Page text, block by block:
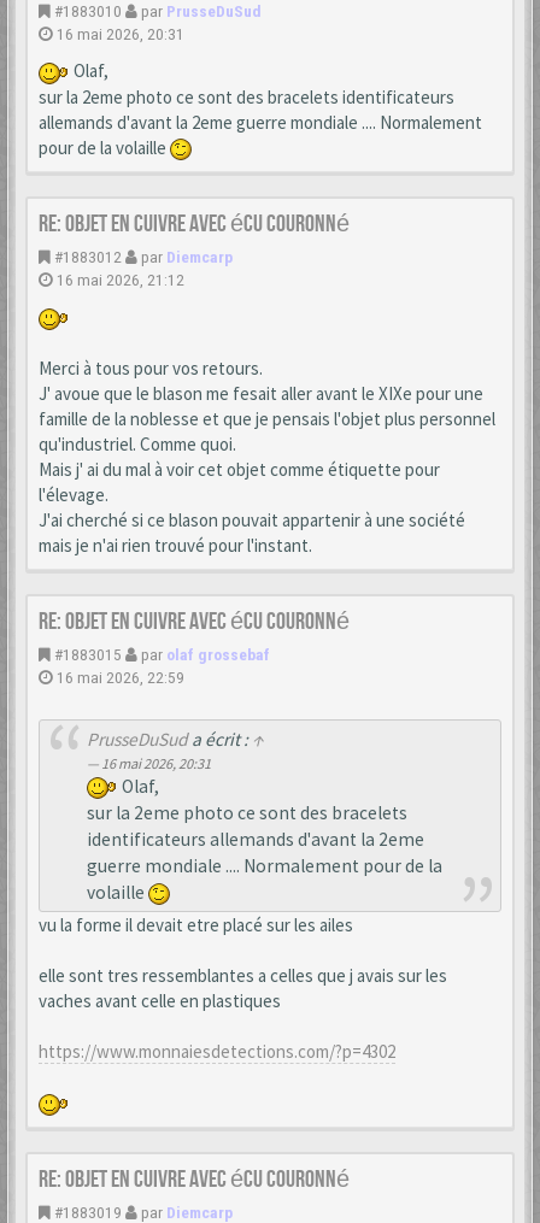
#1883010 par PrusseDuSud
16 mai 2026, 20:31
Olaf,
sur la 2eme photo ce sont des bracelets identificateurs
allemands d'avant la 2eme guerre mondiale .... Normalement
pour de la volaille
Re: Objet en cuivre avec écu couronné
#1883012 par Diemcarp
16 mai 2026, 21:12
Merci à tous pour vos retours.
J' avoue que le blason me fesait aller avant le XIXe pour une
famille de la noblesse et que je pensais l'objet plus personnel
qu'industriel. Comme quoi.
Mais j' ai du mal à voir cet objet comme étiquette pour
l'élevage.
J'ai cherché si ce blason pouvait appartenir à une société
mais je n'ai rien trouvé pour l'instant.
Re: Objet en cuivre avec écu couronné
#1883015 par olaf grossebaf
16 mai 2026, 22:59
PrusseDuSuda écrit : ↑
16 mai 2026, 20:31
Olaf,
sur la 2eme photo ce sont des bracelets
identificateurs allemands d'avant la 2eme
guerre mondiale .... Normalement pour de la
volaille
vu la forme il devait etre placé sur les ailes
elle sont tres ressemblantes a celles que j avais sur les
vaches avant celle en plastiques
https://www.monnaiesdetections.com/?p=4302
Re: Objet en cuivre avec écu couronné
#1883019 par Diemcarp